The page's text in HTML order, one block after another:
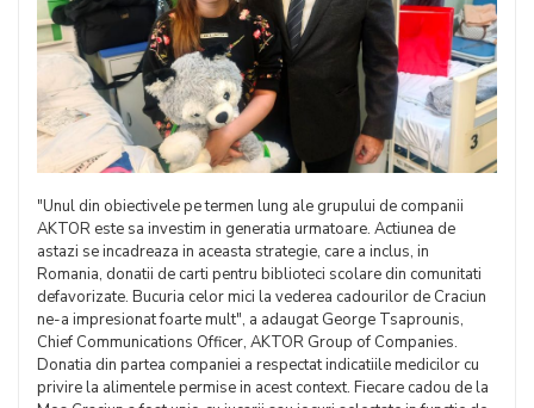
"Unul din obiectivele pe termen lung ale grupului de companii
AKTOR este sa investim in generatia urmatoare. Actiunea de
astazi se incadreaza in aceasta strategie, care a inclus, in
Romania, donatii de carti pentru biblioteci scolare din comunitati
defavorizate. Bucuria celor mici la vederea cadourilor de Craciun
ne-a impresionat foarte mult", a adaugat George Tsaprounis,
Chief Communications Officer, AKTOR Group of Companies.
Donatia din partea companiei a respectat indicatiile medicilor cu
privire la alimentele permise in acest context. Fiecare cadou de la